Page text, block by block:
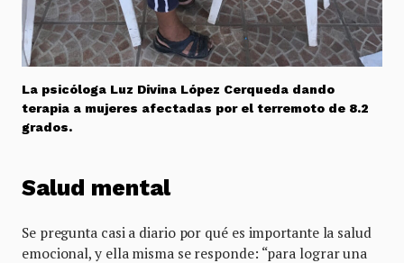
La psicóloga Luz Divina López Cerqueda dando
terapia a mujeres afectadas por el terremoto de 8.2
grados.
Salud mental
Se pregunta casi a diario por qué es importante la salud
emocional, y ella misma se responde: “para lograr una